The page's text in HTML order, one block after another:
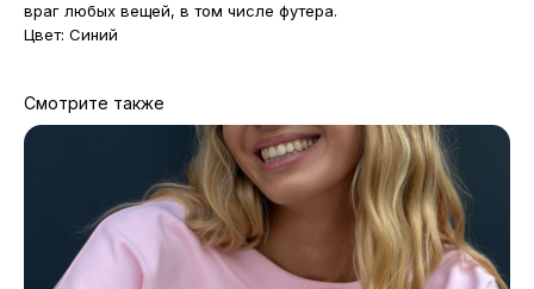
враг любых вещей, в том числе футера.
Цвет: Синий
Смотрите также
МАГАЗИНЫ
Потрогать, примерить,